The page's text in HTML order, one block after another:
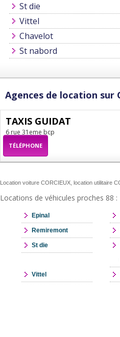
St die
Vittel
Chavelot
St nabord
Agences de location sur
TAXIS GUIDAT
6 rue 31eme bcp
TÉLÉPHONE
Location voiture CORCIEUX, location utilitaire
Locations de véhicules proches 88 :
Epinal
Remiremont
St die
Vittel